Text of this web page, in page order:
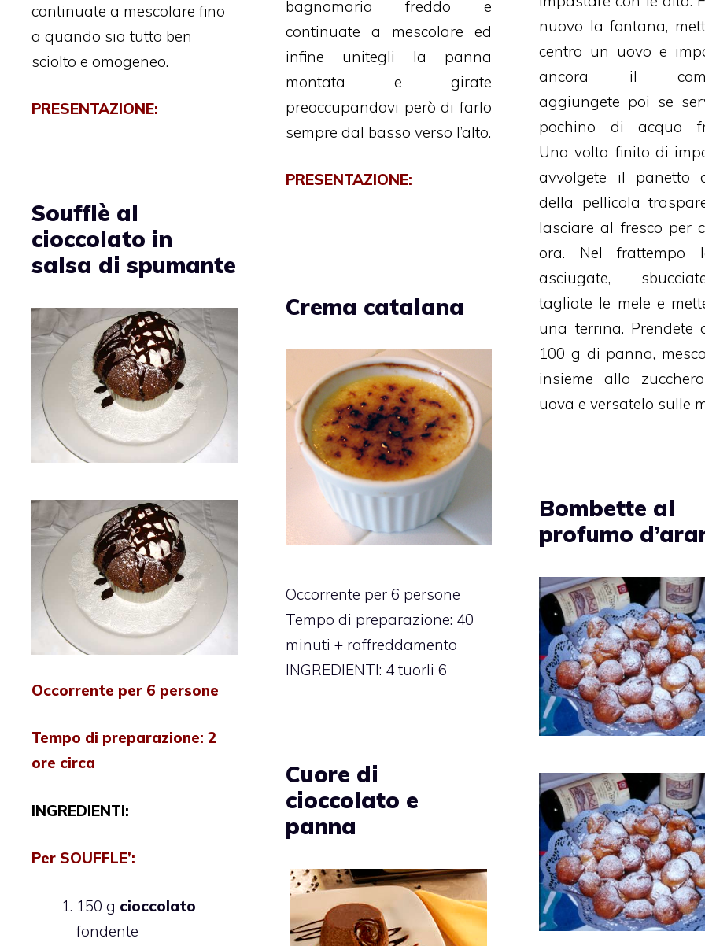
bagnomaria freddo e
continuate a mescolare ed
infine unitegli la panna
montata e girate
preoccupandovi però di farlo
sempre dal basso verso l’alto.
PRESENTAZIONE:
nuovo la fontana,
centro un uovo e
ancora il
aggiungete poi se
pochino di acqua
Una volta finito di
avvolgete il panetto
della pellicola
lasciare al fresco per
ora. Nel frattempo
asciugate,
tagliate le mele e
una terrina. Prendete
100 g di panna,
insieme allo
uova e versatelo sulle
continuate a mescolare fino
a quando sia tutto ben
sciolto e omogeneo.
PRESENTAZIONE:
Soufflè al
cioccolato in
salsa di spumante
Occorrente per 6 persone
Tempo di preparazione: 2
ore circa
INGREDIENTI:
Per SOUFFLE’:
150 g cioccolato
fondente
Crema catalana
Occorrente per 6 persone
Tempo di preparazione: 40
minuti + raffreddamento
INGREDIENTI: 4 tuorli 6
Bombette al
profumo
Cuore di
cioccolato e
panna